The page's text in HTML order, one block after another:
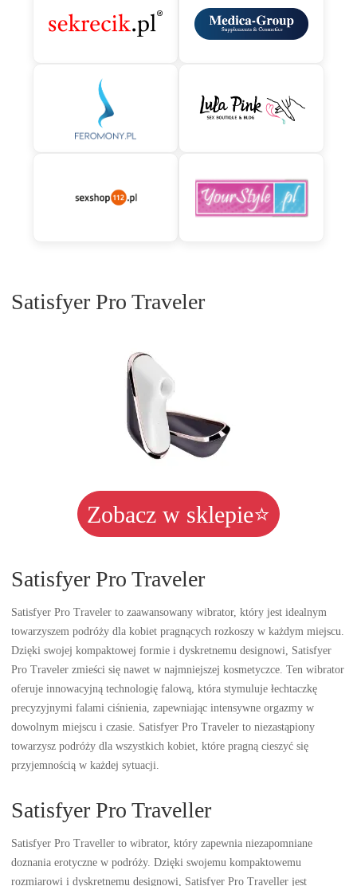
Satisfyer Pro Traveler
Zobacz w sklepie⭐
Satisfyer Pro Traveler
Satisfyer Pro Traveler to zaawansowany wibrator, który jest idealnym
towarzyszem podróży dla kobiet pragnących rozkoszy w każdym miejscu.
Dzięki swojej kompaktowej formie i dyskretnemu designowi, Satisfyer
Pro Traveler zmieści się nawet w najmniejszej kosmetyczce. Ten wibrator
oferuje innowacyjną technologię falową, która stymuluje łechtaczkę
precyzyjnymi falami ciśnienia, zapewniając intensywne orgazmy w
dowolnym miejscu i czasie. Satisfyer Pro Traveler to niezastąpiony
towarzysz podróży dla wszystkich kobiet, które pragną cieszyć się
przyjemnością w każdej sytuacji.
Satisfyer Pro Traveller
Satisfyer Pro Traveller to wibrator, który zapewnia niezapomniane
doznania erotyczne w podróży. Dzięki swojemu kompaktowemu
rozmiarowi i dyskretnemu designowi, Satisfyer Pro Traveller jest